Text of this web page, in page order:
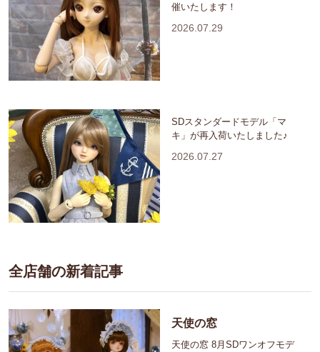
催いたします！
2026.07.29
SDスタンダードモデル「マ
キ」が再入荷いたしました♪
2026.07.27
全店舗の新着記事
天使の窓
天使の窓 8月SDワンオフモデ